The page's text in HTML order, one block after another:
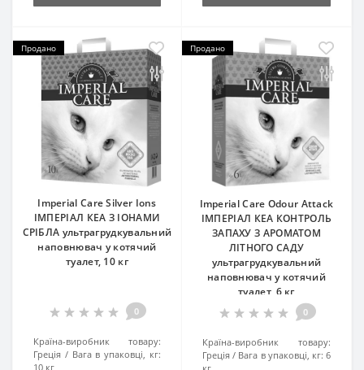
Продано
Imperial Care Silver Ions
ІМПЕРІАЛ КЕА З ІОНАМИ
СРІБЛА ультрагрудкувальний
наповнювач у котячий
туалет, 10 кг
0
Країна-виробник товару:
Греція
Вага в упаковці, кг:
10 кг
Продано
Imperial Care Odour Attack
ІМПЕРІАЛ КЕА КОНТРОЛЬ
ЗАПАХУ З АРОМАТОМ
ЛІТНОГО САДУ
ультрагрудкувальний
наповнювач у котячий
туалет, 6 кг
0
Країна-виробник товару:
Греція
Вага в упаковці, кг: 6